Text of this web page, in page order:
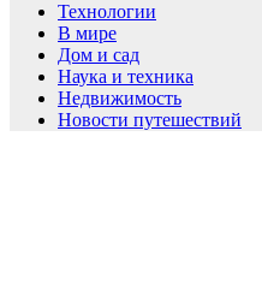
Технологии
В мире
Дом и сад
Наука и техника
Недвижимость
Новости путешествий